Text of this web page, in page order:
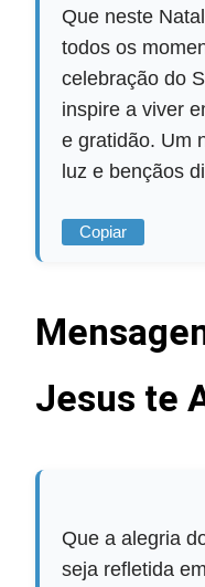
Que neste
todos os
celebração do
inspire a viver
e gratidão. Um
luz e bençãos
Copiar
Jesus te
Que a alegria
seja refletida